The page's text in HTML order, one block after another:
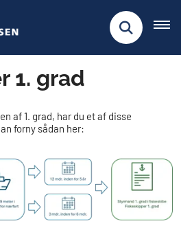
1. grad
af 1. grad, har du et af disse
forny sådan her: